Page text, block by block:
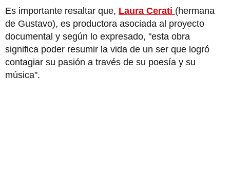
Es importante resaltar que, Laura Cerati (hermana
de Gustavo), es productora asociada al proyecto
documental y según lo expresado, "esta obra
significa poder resumir la vida de un ser que logró
contagiar su pasión a través de su poesía y su
música".